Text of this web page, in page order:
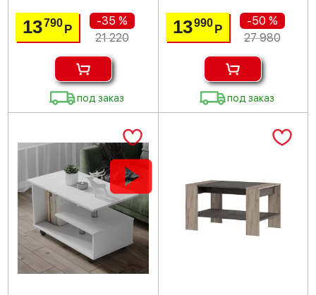
13790Р
-35 %
21 220
под заказ
13990 Р
-50 %
27 980
под заказ